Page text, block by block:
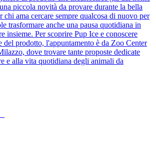
piccola novità da provare durante la bella
chi ama cercare sempre qualcosa di nuovo per
trasformare anche una pausa quotidiana in
insieme. Per scoprire Pup Ice e conoscere
del prodotto, l'appuntamento è da Zoo Center
dove trovare tante proposte dedicate
e alla vita quotidiana degli animali da